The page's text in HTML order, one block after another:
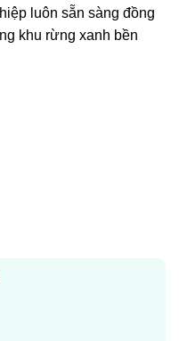
luôn sẵn sàng đồng
khu rừng xanh bền